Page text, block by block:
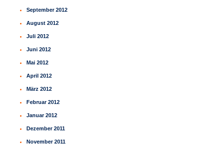
September 2012
August 2012
Juli 2012
Juni 2012
Mai 2012
April 2012
März 2012
Februar 2012
Januar 2012
Dezember 2011
November 2011